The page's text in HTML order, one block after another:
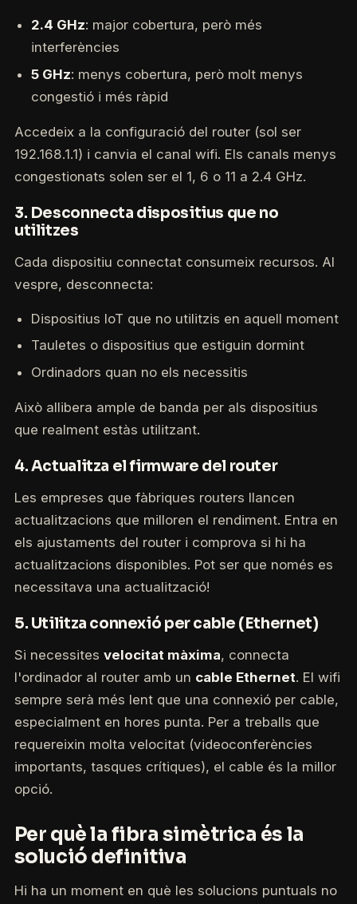
2.4 GHz: major cobertura, però més
interferències
5 GHz: menys cobertura, però molt menys
congestió i més ràpid
Accedeix a la configuració del router (sol ser
192.168.1.1) i canvia el canal wifi. Els canals menys
congestionats solen ser el 1, 6 o 11 a 2.4 GHz.
3. Desconnecta dispositius que no
utilitzes
Cada dispositiu connectat consumeix recursos. Al
vespre, desconnecta:
Dispositius IoT que no utilitzis en aquell moment
Tauletes o dispositius que estiguin dormint
Ordinadors quan no els necessitis
Això allibera ample de banda per als dispositius
que realment estàs utilitzant.
4. Actualitza el firmware del router
Les empreses que fàbriques routers llancen
actualitzacions que milloren el rendiment. Entra en
els ajustaments del router i comprova si hi ha
actualitzacions disponibles. Pot ser que només es
necessitava una actualització!
5. Utilitza connexió per cable (Ethernet)
Si necessites velocitat màxima, connecta
l'ordinador al router amb un cable Ethernet. El wifi
sempre serà més lent que una connexió per cable,
especialment en hores punta. Per a treballs que
requereixin molta velocitat (videoconferències
importants, tasques crítiques), el cable és la millor
opció.
Per què la fibra simètrica és la
solució definitiva
Hi ha un moment en què les solucions puntuals no